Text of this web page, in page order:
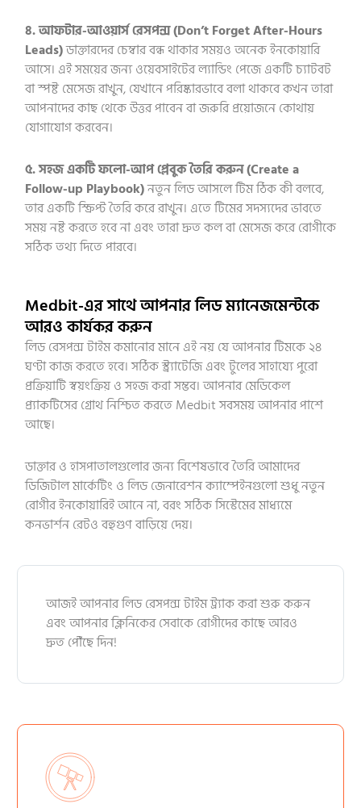
৪. আফটার-আওয়ার্স রেসপন্স (Don’t Forget After-Hours
Leads)ডাক্তারদের চেম্বার বন্ধ থাকার সময়ও অনেক ইনকোয়ারি
আসে। এই সময়ের জন্য ওয়েবসাইটের ল্যান্ডিং পেজে একটি চ্যাটবট
বা স্পষ্ট মেসেজ রাখুন, যেখানে পরিষ্কারভাবে বলা থাকবে কখন তারা
আপনাদের কাছ থেকে উত্তর পাবেন বা জরুরি প্রয়োজনে কোথায়
যোগাযোগ করবেন।
৫. সহজ একটি ফলো-আপ প্লেবুক তৈরি করুন (Create a
Follow-up Playbook)নতুন লিড আসলে টিম ঠিক কী বলবে,
তার একটি স্ক্রিপ্ট তৈরি করে রাখুন। এতে টিমের সদস্যদের ভাবতে
সময় নষ্ট করতে হবে না এবং তারা দ্রুত কল বা মেসেজ করে রোগীকে
সঠিক তথ্য দিতে পারবে।
Medbit-এর সাথে আপনার লিড ম্যানেজমেন্টকে
আরও কার্যকর করুন
লিড রেসপন্স টাইম কমানোর মানে এই নয় যে আপনার টিমকে ২৪
ঘণ্টা কাজ করতে হবে। সঠিক স্ট্র্যাটেজি এবং টুলের সাহায্যে পুরো
প্রক্রিয়াটি স্বয়ংক্রিয় ও সহজ করা সম্ভব। আপনার মেডিকেল
প্র্যাকটিসের গ্রোথ নিশ্চিত করতে Medbit সবসময় আপনার পাশে
আছে।
ডাক্তার ও হাসপাতালগুলোর জন্য বিশেষভাবে তৈরি আমাদের
ডিজিটাল মার্কেটিং ও লিড জেনারেশন ক্যাম্পেইনগুলো শুধু নতুন
রোগীর ইনকোয়ারিই আনে না, বরং সঠিক সিস্টেমের মাধ্যমে
কনভার্শন রেটও বহুগুণ বাড়িয়ে দেয়।
আজই আপনার লিড রেসপন্স টাইম ট্র্যাক করা শুরু করুন
এবং আপনার ক্লিনিকের সেবাকে রোগীদের কাছে আরও
দ্রুত পৌঁছে দিন!